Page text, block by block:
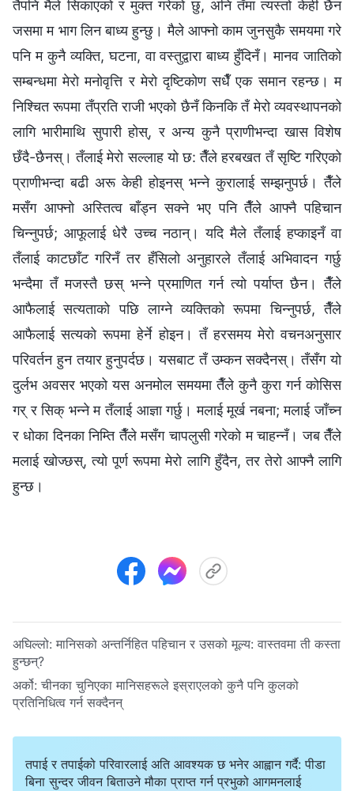
तैपनि मैले सिकाएको र मुक्त गरेको छु, अनि तँमा त्यस्तो केही छैन
जसमा म भाग लिन बाध्य हुन्छु। मैले आफ्नो काम जुनसुकै समयमा गरे
पनि म कुनै व्यक्ति, घटना, वा वस्तुद्वारा बाध्य हुँदिनँ। मानव जातिको
सम्बन्धमा मेरो मनोवृत्ति र मेरो दृष्टिकोण सधैँ एक समान रहन्छ। म
निश्‍चित रूपमा तँप्रति राजी भएको छैनँ किनकि तँ मेरो व्यवस्थापनको
लागि भारीमाथि सुपारी होस्, र अन्य कुनै प्राणीभन्दा खास विशेष
छँदै-छैनस्। तँलाई मेरो सल्लाह यो छ: तैँले हरबखत तँ सृष्टि गरिएको
प्राणीभन्दा बढी अरू केही होइनस् भन्‍ने कुरालाई सम्‍झनुपर्छ। तैँले
मसँग आफ्नो अस्तित्व बाँड्न सक्‍ने भए पनि तैँले आफ्नै पहिचान
चिन्‍नुपर्छ; आफूलाई धेरै उच्च नठान्। यदि मैले तँलाई हप्काइनँ वा
तँलाई काटछाँट गरिनँ तर हँसिलो अनुहारले तँलाई अभिवादन गर्छु
भन्दैमा तँ मजस्तै छस् भन्‍ने प्रमाणित गर्न त्यो पर्याप्त छैन। तैँले
आफैलाई सत्यताको पछि लाग्ने व्यक्तिको रूपमा चिन्नुपर्छ, तैँले
आफैलाई सत्यको रूपमा हेर्ने होइन। तँ हरसमय मेरो वचनअनुसार
परिवर्तन हुन तयार हुनुपर्दछ। यसबाट तँ उम्कन सक्दैनस्। तँसँग यो
दुर्लभ अवसर भएको यस अनमोल समयमा तैँले कुनै कुरा गर्न कोसिस
गर् र सिक् भन्‍ने म तँलाई आज्ञा गर्छु। मलाई मूर्ख नबना; मलाई जाँच्‍न
र धोका दिनका निम्ति तैँले मसँग चापलुसी गरेको म चाहन्‍नँ। जब तैँले
मलाई खोज्छस्, त्यो पूर्ण रूपमा मेरो लागि हुँदैन, तर तेरो आफ्नै लागि
हुन्छ।
अघिल्लो: मानिसको अन्तर्निहित पहिचान र उसको मूल्य: वास्तवमा ती कस्ता
हुन्छन्?
अर्को: चीनका चुनिएका मानिसहरूले इस्राएलको कुनै पनि कुलको
प्रतिनिधित्व गर्न सक्दैनन्
तपाई र तपाईको परिवारलाई अति आवश्यक छ भनेर आह्वान गर्दै: पीडा
बिना सुन्दर जीवन बिताउने मौका प्राप्त गर्न प्रभुको आगमनलाई